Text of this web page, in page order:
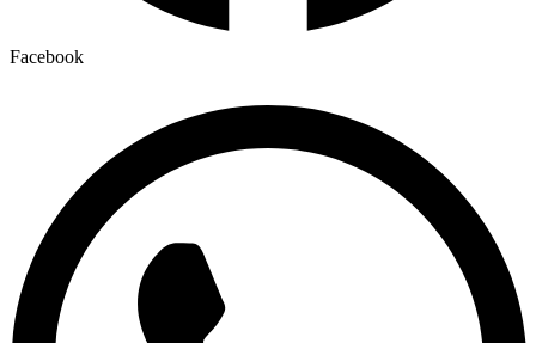
Facebook